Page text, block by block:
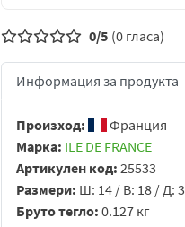
0/5 (0 гласа)
Информация за продукта
Произход:
Франция
Марка: ILE DE FRANCE
Артикулен код: 25533
Размери: Ш: 14 / В: 18 / Д: 3
Бруто тегло: 0.127 кг